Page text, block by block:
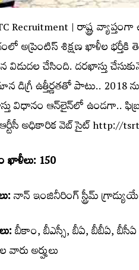
Recruitment | రాష్ట్ర
అప్రెంటిస్‌ శిక్షణ ఖాళీల
విడుద‌ల చేసింది. ద‌ర‌ఖాస్తు
డిగ్రీ ఉత్తీర్ణతతో పాటు.. 2018
విధానం ఆన్‌లైన్‌లో ఉండ‌గా..
అధికారిక వెబ్ సైట్ http://
ఖాళీలు: 150
నాన్‌ ఇంజినీరింగ్‌ స్ట్రీమ్‌
బీకాం, బీఎస్సీ, బీఏ, బీబీఏ, బీసీఏ
అర్హులు